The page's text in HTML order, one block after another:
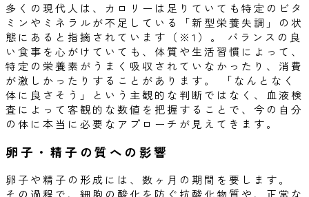
多くの現代人は、カロリーは足りていても特定のビタ
ミンやミネラルが不足している「新型栄養失調」の状
態にあると指摘されています（※1）。 バランスの良
い食事を心がけていても、体質や生活習慣によって、
特定の栄養素がうまく吸収されていなかったり、消費
が激しかったりすることがあります。 「なんとなく
体に良さそう」という主観的な判断ではなく、血液検
査によって客観的な数値を把握することで、今の自分
の体に本当に必要なアプローチが見えてきます。
卵子・精子の質への影響
卵子や精子の形成には、数ヶ月の期間を要します。
その過程で、細胞の酸化を防ぐ抗酸化物質や、正常な